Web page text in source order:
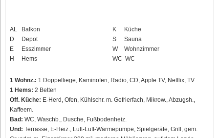
AL
Balkon
D
Depot
E
Esszimmer
H
Hems
K
Küche
S
Sauna
W
Wohnzimmer
WC WC
1 Wohnz.: 1 Doppelliege, Kaminofen, Radio, CD, Apple TV, Netflix, TV
1 Hems: 2 Betten
Off. Küche: E-Herd, Ofen, Kühlschr. m. Gefrierfach, Mikrow., Abzugsh.,
Kaffeem.
Bad: WC, Waschb., Dusche, Fußbodenheiz.
Und: Terrasse, E-Heiz., Luft-Luft-Wärmepumpe, Spielgeräte, Grill, gem.